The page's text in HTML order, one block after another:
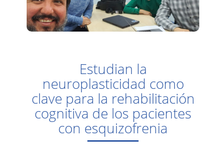
Estudian la
neuroplasticidad como
clave para la rehabilitación
cognitiva de los pacientes
con esquizofrenia